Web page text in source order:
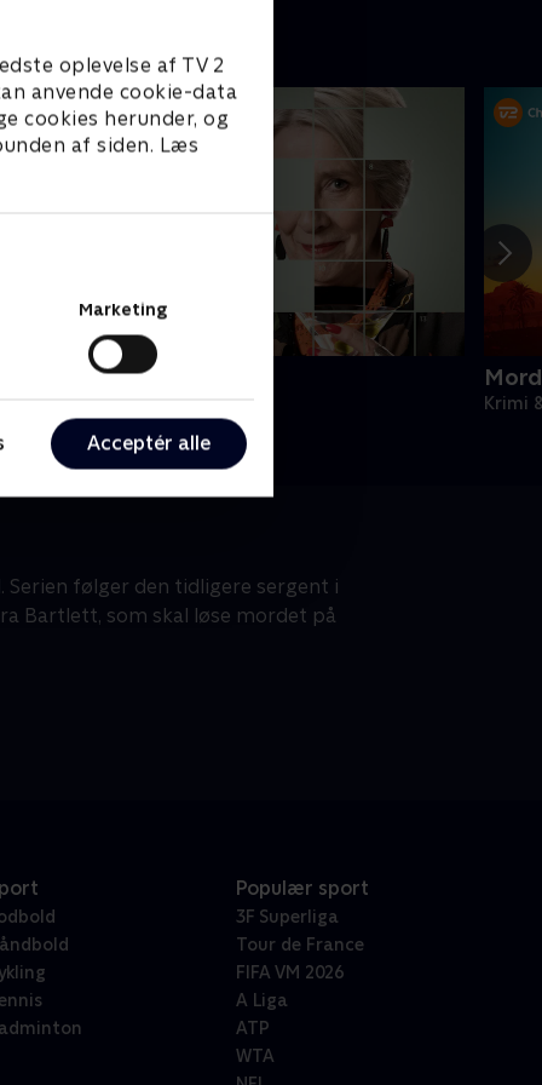
oplevelse af TV 2
anvende cookie-data
cookies herunder, og
af siden. Læs
Marketing
Acceptér alle
Mord på kryds og tværs
& Spænding • 1 sæsoner Krimi
følger den tidligere sergent i
Bartlett, som skal løse mordet på
Populær sport
3F Superliga
Tour de France
FIFA VM 2026
A Liga
ATP
WTA